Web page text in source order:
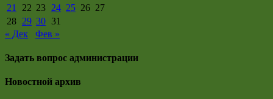
21
22 23 24 25 26 27
28 29 30 31
« Дек
Фев »
Задать вопрос администрации
Новостной архив